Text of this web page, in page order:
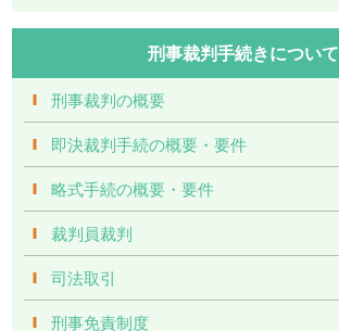
刑事裁判手続きについて
刑事裁判の概要
即決裁判手続の概要・要件
略式手続の概要・要件
裁判員裁判
司法取引
刑事免責制度